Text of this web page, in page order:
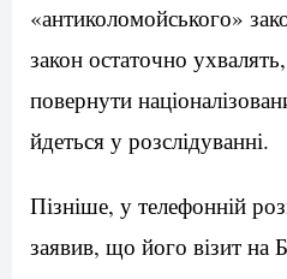
«антиколомойського»
закон остаточно
повернути
йдеться у розслідуванні.
Пізніше, у телефонній
заявив, що його візит на